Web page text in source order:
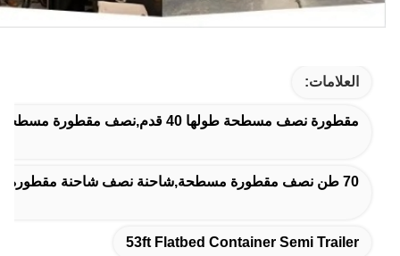
العلامات:
مقطورة نصف مسطحة طولها 40 قدم,نصف مقطورة مسطحة قابلة للتخصيص,53ft حاوية مسطحة نصف مقطورة
70 طن نصف مقطورة مسطحة,شاحنة نصف شاحنة مقطورة مسطحة,شاحنة نصف شاحنة شاحنة مسطحة للبيع
53ft Flatbed Container Semi Trailer